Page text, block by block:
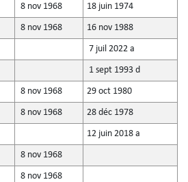
8 nov 1968 18 juin 1974
8 nov 1968 16 nov 1988
7 juil 2022 a
1 sept 1993 d
8 nov 1968 29 oct 1980
8 nov 1968 28 déc 1978
12 juin 2018 a
8 nov 1968
8 nov 1968